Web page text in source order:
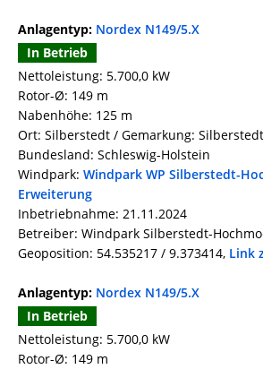
Anlagentyp: Nordex N149/5.X
In Betrieb
Nettoleistung: 5.700,0 kW
Rotor-Ø: 149 m
Nabenhöhe: 125 m
Ort: Silberstedt / Gemarkung: Silberstedt
Bundesland: Schleswig-Holstein
Windpark: Windpark WP Silberstedt-
Erweiterung
Inbetriebnahme: 21.11.2024
Betreiber: Windpark Silberstedt-
Geoposition: 54.535217 / 9.373414, Link
Anlagentyp: Nordex N149/5.X
In Betrieb
Nettoleistung: 5.700,0 kW
Rotor-Ø: 149 m